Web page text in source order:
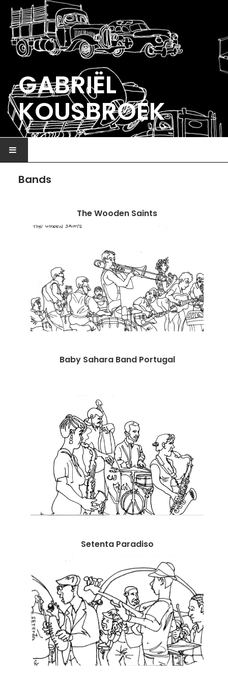
GABRIËL
KOUSBROEK
HOME
PODIUM
VRIJ WERK
PUBLICATIES
IN DE MEDIA
INFO
Bands
The Wooden Saints
Baby Sahara Band Portugal
Setenta Paradiso